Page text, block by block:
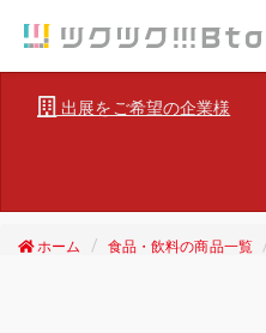
出展をご希望の企業様
ホーム 食品・飲料の商品一覧